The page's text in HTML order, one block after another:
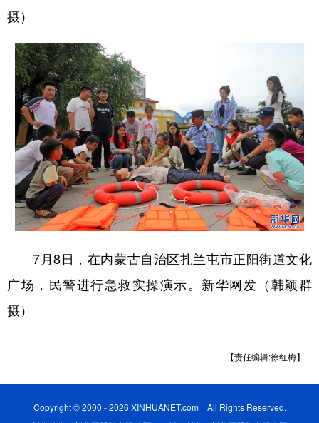
摄）
7月8日，在内蒙古自治区扎兰屯市正阳街道文化
广场，民警进行急救实操演示。新华网发（韩颖群
摄）
【责任编辑:徐红梅】
Copyright © 2000 - 2026 XINHUANET.com All Rights Reserved.